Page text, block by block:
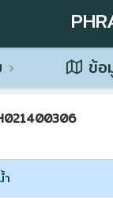
ข้อ